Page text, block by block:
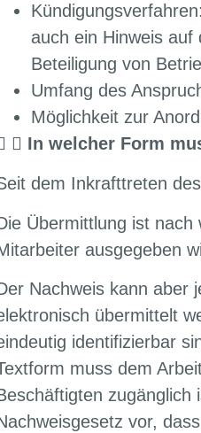
auch ein Hinweis
Beteiligung von
Umfang des
Möglichkeit zur
In welcher Form
dem Inkrafttreten
Übermittlung ist
ausgegeben
Nachweis kann aber
übermittelt
identifizierbar
muss dem
zugänglich
vor,